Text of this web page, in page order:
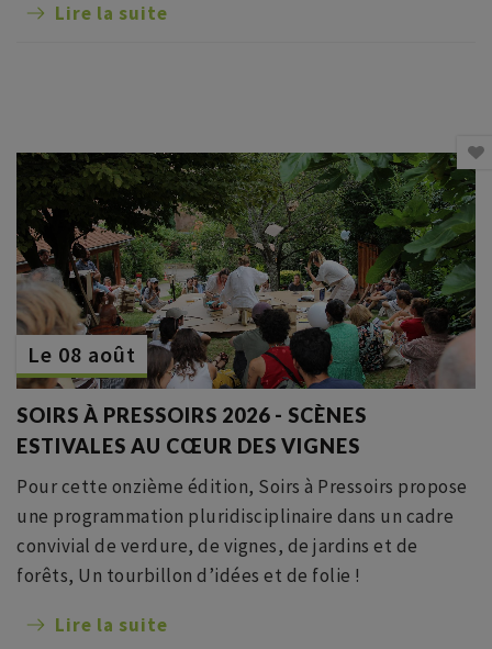
Lire la suite
Le 08 août
SOIRS À PRESSOIRS 2026 - SCÈNES
ESTIVALES AU CŒUR DES VIGNES
Pour cette onzième édition, Soirs à Pressoirs propose
une programmation pluridisciplinaire dans un cadre
convivial de verdure, de vignes, de jardins et de
forêts, Un tourbillon d’idées et de folie !
Lire la suite